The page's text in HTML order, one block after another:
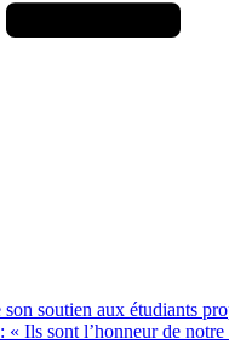
soutien aux étudiants
« Ils sont l’honneur de notre